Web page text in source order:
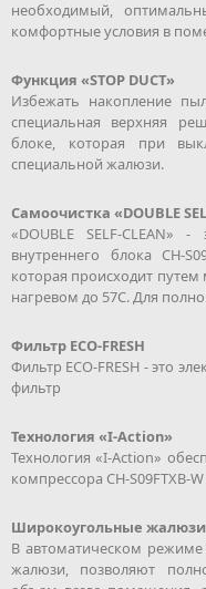
необходимый,
комфортные условия в
Функция «STOP DUCT»
Избежать накопление
специальная верхняя
блоке, которая при
специальной жалюзи.
Самоочистка «DOUBLE
«DOUBLE SELF-CLEAN»
внутреннего блока CH-
которая происходит
нагревом до 57С. Для
Фильтр ЕСО-FRESH
Фильтр ЕСО-FRESH - это
фильтр
Технология «I-Action»
Технология «I-Action»
компрессора CH-S09FTXB-
Широкоугольные жалюзи
В автоматическом
жалюзи, позволяют